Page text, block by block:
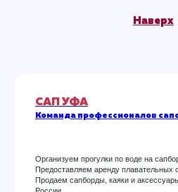
Наверх
САП УФА
Команда профессионалов
Организуем прогулки по воде на
Предоставляем аренду плавательных
Продаем сапборды, каяки и